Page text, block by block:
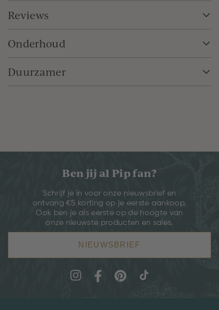
Reviews
Onderhoud
Duurzamer
Ben jij al Pip fan?
Schrijf je in voor onze nieuwsbrief en
ontvang €5 korting op je eerste aankoop.
Ook ben je als eerste op de hoogte van
onze nieuwste producten en sales.
NIEUWSBRIEF